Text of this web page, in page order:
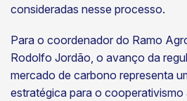
consideradas nesse processo.
Para o coordenador do Ramo
Rodolfo Jordão, o avanço da
mercado de carbono representa
estratégica para o cooperativismo